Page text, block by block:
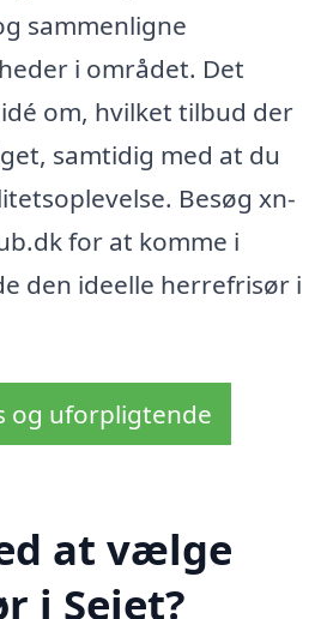
sammenligne
i området. Det
om, hvilket tilbud der
samtidig med at du
Besøg xn-
for at komme i
den ideelle herrefrisør i
og uforpligtende
at vælge
i Sejet?